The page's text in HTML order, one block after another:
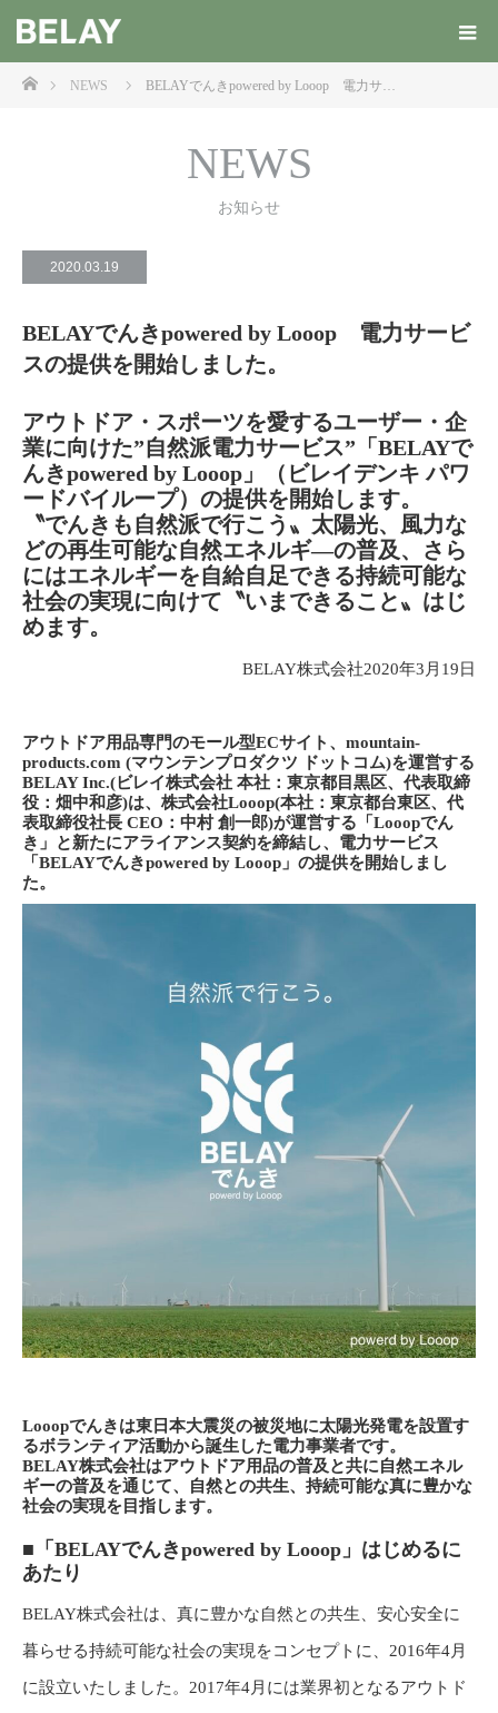
ホームNEWS BELAYでんきpowered by Looop 電力サ…
NEWS
お知らせ
2020.03.19
BELAYでんきpowered by Looop 電力サービ
スの提供を開始しました。
アウトドア・スポーツを愛するユーザー・企
業に向けた”自然派電力サービス”「BELAYで
んきpowered by Looop」（ビレイデンキ パワ
ードバイループ）の提供を開始します。
〝でんきも自然派で行こう〟太陽光、風力な
どの再生可能な自然エネルギ―の普及、さら
にはエネルギーを自給自足できる持続可能な
社会の実現に向けて〝いまできること〟はじ
めます。
BELAY株式会社2020年3月19日
アウトドア用品専門のモール型ECサイト、mountain-
products.com (マウンテンプロダクツ ドットコム)を運営する
BELAY Inc.(ビレイ株式会社 本社：東京都目黒区、代表取締
役：畑中和彦)は、株式会社Looop(本社：東京都台東区、代
表取締役社長 CEO：中村 創一郎)が運営する「Looopでん
き」と新たにアライアンス契約を締結し、電力サービス
「BELAYでんきpowered by Looop」の提供を開始しまし
た。
Looopでんきは東日本大震災の被災地に太陽光発電を設置す
るボランティア活動から誕生した電力事業者です。
BELAY株式会社はアウトドア用品の普及と共に自然エネル
ギーの普及を通じて、自然との共生、持続可能な真に豊かな
社会の実現を目指します。
■「BELAYでんきpowered by Looop」はじめるに
あたり
BELAY株式会社は、真に豊かな自然との共生、安心安全に
暮らせる持続可能な社会の実現をコンセプトに、2016年4月
に設立いたしました。2017年4月には業界初となるアウトド